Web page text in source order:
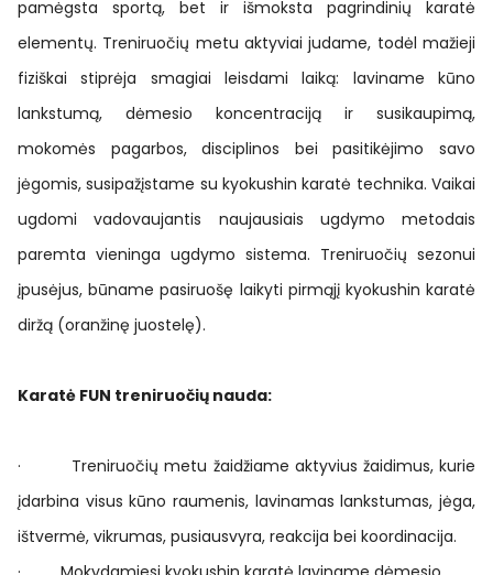
pamėgsta sportą, bet ir išmoksta pagrindinių karatė
elementų. Treniruočių metu aktyviai judame, todėl mažieji
fiziškai stiprėja smagiai leisdami laiką: laviname kūno
lankstumą, dėmesio koncentraciją ir susikaupimą,
mokomės pagarbos, disciplinos bei pasitikėjimo savo
jėgomis, susipažįstame su kyokushin karatė technika. Vaikai
ugdomi vadovaujantis naujausiais ugdymo metodais
paremta vieninga ugdymo sistema. Treniruočių sezonui
įpusėjus, būname pasiruošę laikyti pirmąjį kyokushin karatė
diržą (oranžinę juostelę).
Karatė FUN treniruočių nauda:
· Treniruočių metu žaidžiame aktyvius žaidimus, kurie
įdarbina visus kūno raumenis, lavinamas lankstumas, jėga,
ištvermė, vikrumas, pusiausvyra, reakcija bei koordinacija.